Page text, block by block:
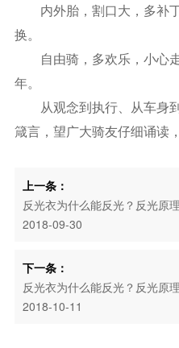
内外胎，割口大，多补
换。
自由骑，多欢乐，小心
年。
从观念到执行、从车身
箴言，望广大骑友仔细诵读
上一条：
反光衣为什么能反光？反光原
2018-09-30
下一条：
反光衣为什么能反光？反光原
2018-10-11